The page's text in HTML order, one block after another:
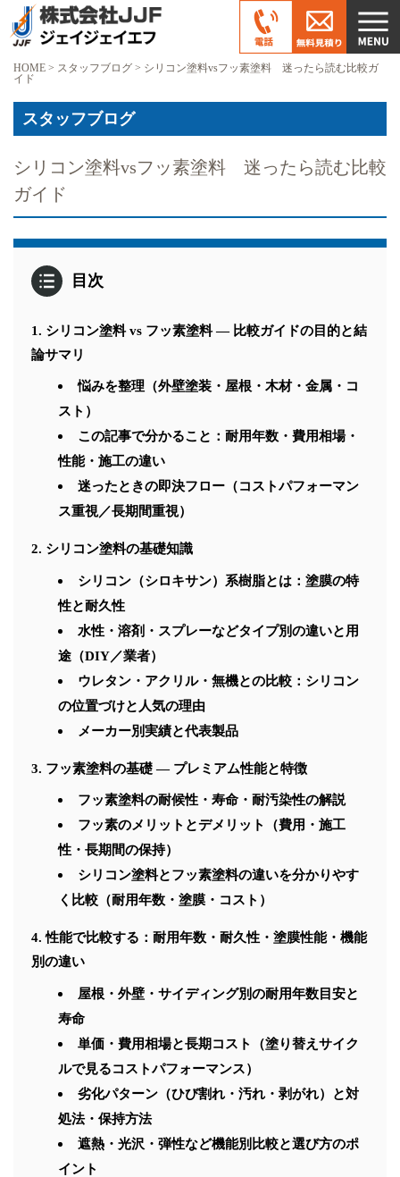
HOME > スタッフブログ > シリコン塗料vsフッ素塗料 迷ったら読む比較ガ
イド
スタッフブログ
シリコン塗料vsフッ素塗料 迷ったら読む比較
ガイド
目次
シリコン塗料 vs フッ素塗料 — 比較ガイドの目的と結
論サマリ
悩みを整理（外壁塗装・屋根・木材・金属・コ
スト）
この記事で分かること：耐用年数・費用相場・
性能・施工の違い
迷ったときの即決フロー（コストパフォーマン
ス重視／長期間重視）
シリコン塗料の基礎知識
シリコン（シロキサン）系樹脂とは：塗膜の特
性と耐久性
水性・溶剤・スプレーなどタイプ別の違いと用
途（DIY／業者）
ウレタン・アクリル・無機との比較：シリコン
の位置づけと人気の理由
メーカー別実績と代表製品
フッ素塗料の基礎 — プレミアム性能と特徴
フッ素塗料の耐候性・寿命・耐汚染性の解説
フッ素のメリットとデメリット（費用・施工
性・長期間の保持）
シリコン塗料とフッ素塗料の違いを分かりやす
く比較（耐用年数・塗膜・コスト）
性能で比較する：耐用年数・耐久性・塗膜性能・機能
別の違い
屋根・外壁・サイディング別の耐用年数目安と
寿命
単価・費用相場と長期コスト（塗り替えサイク
ルで見るコストパフォーマンス）
劣化パターン（ひび割れ・汚れ・剥がれ）と対
処法・保持方法
遮熱・光沢・弾性など機能別比較と選び方のポ
イント